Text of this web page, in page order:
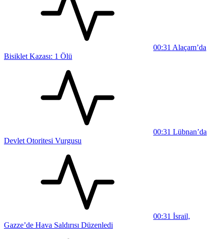
00:31 Alaçam’da
Bisiklet Kazası: 1 Ölü
00:31 Lübnan’da
Devlet Otoritesi Vurgusu
00:31 İsrail,
Gazze’de Hava Saldırısı Düzenledi